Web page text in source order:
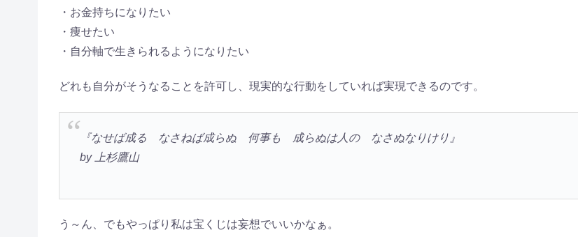
・お金持ちになりたい
・痩せたい
・自分軸で生きられるようになりたい
どれも自分がそうなることを許可し、現実的な行動をしていれば実現できるのです。
『なせば成る なさねば成らぬ 何事も 成らぬは人の なさぬなりけり』
by 上杉鷹山
う～ん、でもやっぱり私は宝くじは妄想でいいかなぁ。